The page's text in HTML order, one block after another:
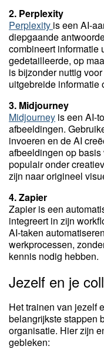
2. Perplexity
Perplexity is een AI-
diepgaande
combineert informatie
gedetailleerde, op
is bijzonder nuttig
uitgebreide informatie
3. Midjourney
Midjourney is een AI-
afbeeldingen.
invoeren en de AI
afbeeldingen op
populair onder
zijn naar origineel
4. Zapier
Zapier is een
integreert in zijn
AI-taken
werkprocessen,
kennis nodig hebben.
Jezelf en je
Het trainen van jezelf
belangrijkste stappen
organisatie. Hier zijn
gebleken: